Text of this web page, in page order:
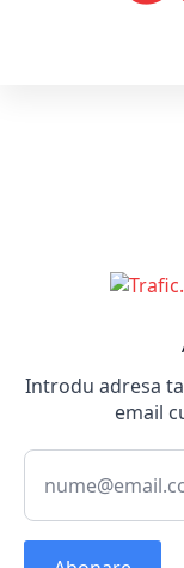
Introdu adresa
email